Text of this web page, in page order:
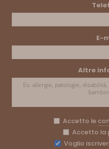
E-
Altre
Accetto le
Accetto la
Voglio